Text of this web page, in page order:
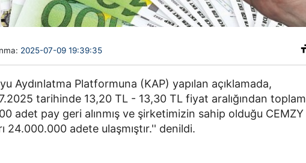
2025-07-09 19:39:35
Aydınlatma Platformuna (KAP) yapılan açıklamada,
tarihinde 13,20 TL - 13,30 TL fiyat aralığından toplam
adet pay geri alınmış ve şirketimizin sahip olduğu CEMZY
24.000.000 adete ulaşmıştır.'' denildi.